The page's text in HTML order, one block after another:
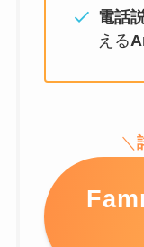
電話
える
＼